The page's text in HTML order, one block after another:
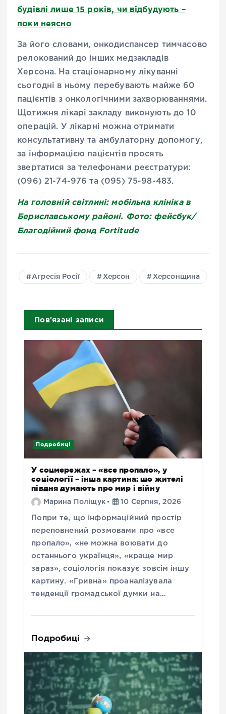
будівлі лише 15 років, чи відбудують –
поки неясно
За його словами, онкодиспансер тимчасово
релокований до інших медзакладів
Херсона. На стаціонарному лікуванні
сьогодні в ньому перебувають майже 60
пацієнтів з онкологічними захворюваннями.
Щотижня лікарі закладу виконують до 10
операцій. У лікарні можна отримати
консультативну та амбулаторну допомогу,
за інформацією пацієнтів просять
звертатися за телефонами реєстратури:
(096) 21-74-976 та (095) 75-98-483.
На головній світлині: мобільна клініка в
Бериславському районі. Фото: фейсбук/
Благодійний фонд Fortitude
Агресія Росії Херсон Херсонщина
Пов'язані записи
Подробиці
У соцмережах – «все пропало», у
соціології – інша картина: що жителі
півдня думають про мир і війну
Марина Поліщук 10 Серпня, 2026
Попри те, що інформаційний простір
переповнений розмовами про «все
пропало», «не можна воювати до
останнього українця», «краще мир
зараз», соціологія показує зовсім іншу
картину. «Гривна» проаналізувала
тенденції громадської думки на…
Подробиці